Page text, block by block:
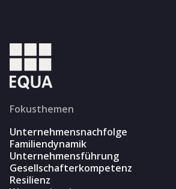
Fokusthemen
Unternehmensnachfolge
Familiendynamik
Unternehmensführung
Gesellschafterkompetenz
Resilienz